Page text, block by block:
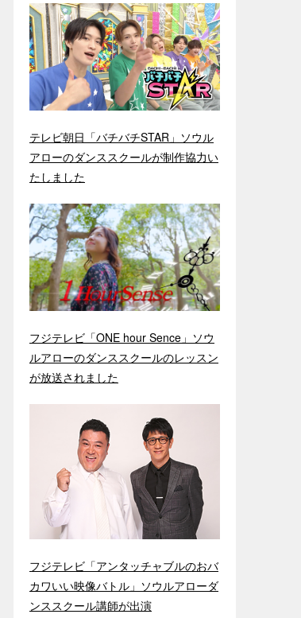
テレビ朝日「バチバチSTAR」ソウル
アローのダンススクールが制作協力い
たしました
フジテレビ「ONE hour Sence」ソウ
ルアローのダンススクールのレッスン
が放送されました
フジテレビ「アンタッチャブルのおバ
カワいい映像バトル」ソウルアローダ
ンススクール講師が出演